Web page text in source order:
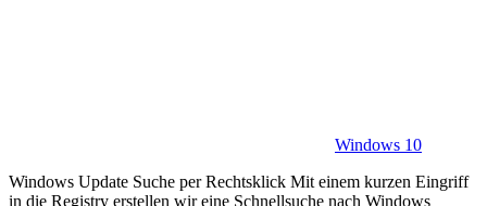
Windows 10
Windows Update Suche per Rechtsklick Mit einem kurzen Eingriff
in die Registry erstellen wir eine Schnellsuche nach Windows